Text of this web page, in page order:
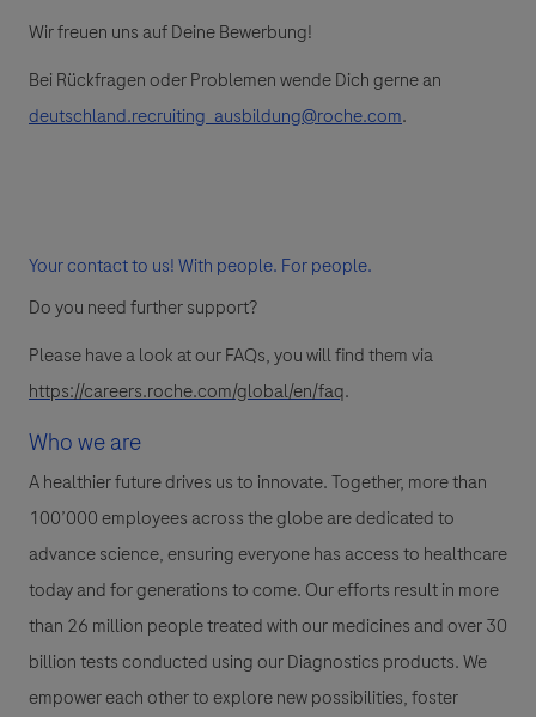
Wir freuen uns auf Deine Bewerbung!
Bei Rückfragen oder Problemen wende Dich gerne an
deutschland.recruiting_ausbildung@roche.com.
Your contact to us! With people. For people.
Do you need further support?
Please have a look at our FAQs, you will find them via
https://careers.roche.com/global/en/faq.
Who we are
A healthier future drives us to innovate. Together, more than
100’000 employees across the globe are dedicated to
advance science, ensuring everyone has access to healthcare
today and for generations to come. Our efforts result in more
than 26 million people treated with our medicines and over 30
billion tests conducted using our Diagnostics products. We
empower each other to explore new possibilities, foster